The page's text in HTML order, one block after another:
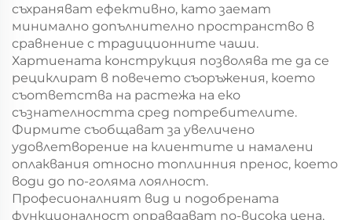
съхраняват ефективно, като заемат
минимално допълнително пространство в
сравнение с традиционните чаши.
Хартиената конструкция позволява те да се
рециклират в повечето съоръжения, което
съответства на растежа на еко
съзнателността сред потребителите.
Фирмите съобщават за увеличено
удовлетворение на клиентите и намалени
оплаквания относно топлинния пренос, което
води до по-голяма лоялност.
Професионалният вид и подобрената
функционалност оправдават по-висока цена,